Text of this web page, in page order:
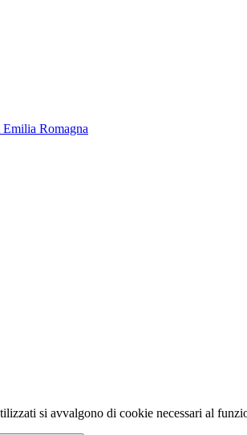
Romagna
si avvalgono di cookie necessari al